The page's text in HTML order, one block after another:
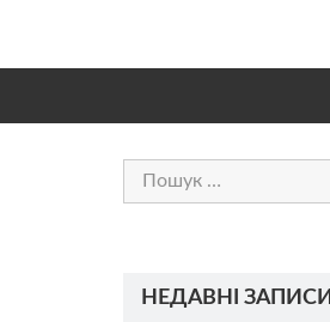
Пошук:
НЕДАВНІ ЗАПИСИ